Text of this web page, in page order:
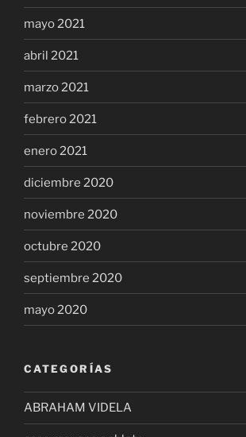
mayo 2021
abril 2021
marzo 2021
febrero 2021
enero 2021
diciembre 2020
noviembre 2020
octubre 2020
septiembre 2020
mayo 2020
CATEGORÍAS
ABRAHAM VIDELA